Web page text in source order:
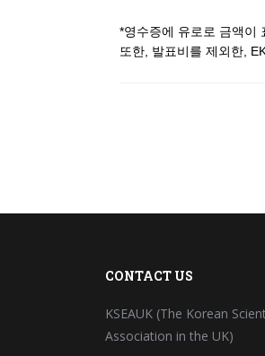
*영수증에 유로로 금액이
또한, 발표비를 제외한,
CONTACT US
KSEAUK (The Korean
Association in the UK)